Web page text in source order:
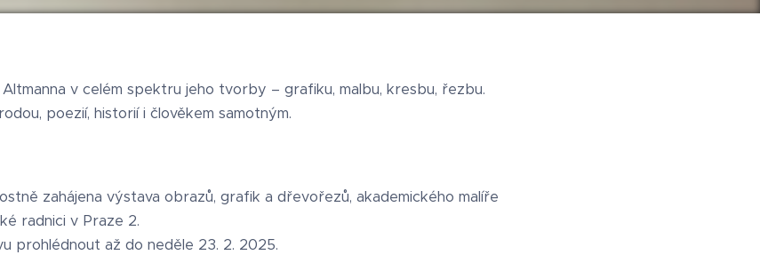
v celém spektru jeho tvorby – grafiku, malbu, kresbu, řezbu.
poezií, historií i člověkem samotným.
zahájena výstava obrazů, grafik a dřevořezů, akademického malíře
radnici v Praze 2.
prohlédnout až do neděle 23. 2. 2025.